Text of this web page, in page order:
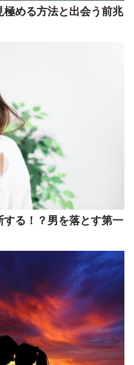
める方法と出会う前兆
る！？男を落とす第一